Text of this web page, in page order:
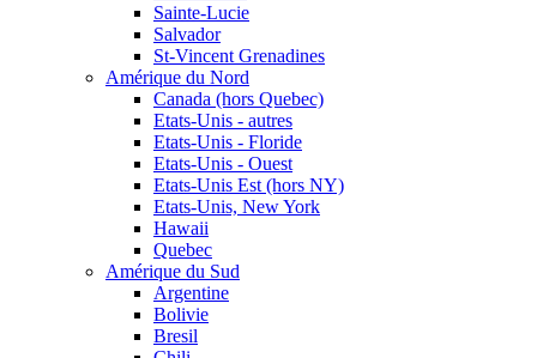
Sainte-Lucie
Salvador
St-Vincent Grenadines
Amérique du Nord
Canada (hors Quebec)
Etats-Unis - autres
Etats-Unis - Floride
Etats-Unis - Ouest
Etats-Unis Est (hors NY)
Etats-Unis, New York
Hawaii
Quebec
Amérique du Sud
Argentine
Bolivie
Bresil